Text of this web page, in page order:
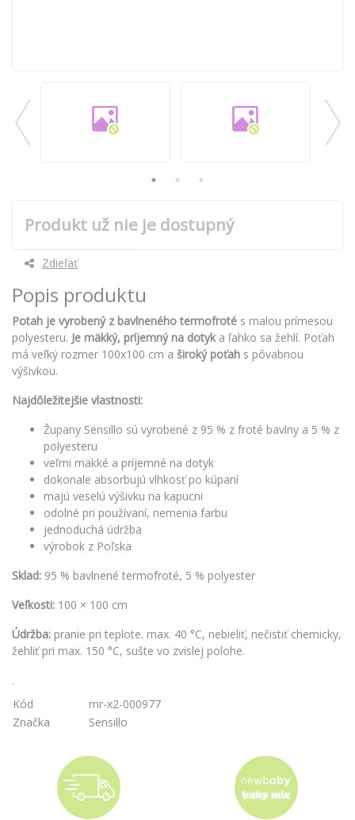
Produkt už nie je dostupný
Zdieľať
Popis produktu
Potah je vyrobený z bavlneného termofroté s malou prímesou
polyesteru. Je mäkký, príjemný na dotyka ľahko sa žehlí. Poťah
má veľký rozmer 100x100 cm a široký poťah s pôvabnou
výšivkou.
Najdôležitejšie vlastnosti:
Župany Sensillo sú vyrobené z 95 % z froté bavlny a 5 % z
polyesteru
veľmi mäkké a príjemné na dotyk
dokonale absorbujú vlhkosť po kúpaní
majú veselú výšivku na kapucni
odolné pri používaní, nemenia farbu
jednoduchá údržba
výrobok z Poľska
Sklad: 95 % bavlnené termofroté, 5 % polyester
Veľkosti: 100 × 100 cm
Údržba: pranie pri teplote. max. 40 °C, nebieliť, nečistiť chemicky,
žehliť pri max. 150 °C, sušte vo zvislej polohe.
.
Kód
mr-x2-000977
Značka
Sensillo